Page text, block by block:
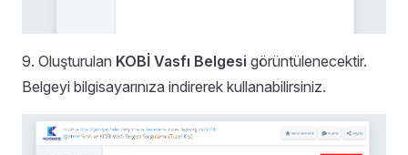
9. Oluşturulan KOBİ Vasfı Belgesi görüntülenecektir.
Belgeyi bilgisayarınıza indirerek kullanabilirsiniz.